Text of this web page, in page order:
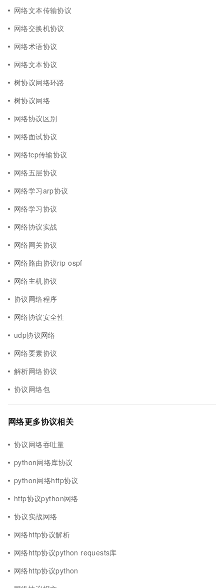
网络文本传输协议
网络交换机协议
网络术语协议
网络文本协议
树协议网络环路
树协议网络
网络协议区别
网络面试协议
网络tcp传输协议
网络五层协议
网络学习arp协议
网络学习协议
网络协议实战
网络网关协议
网络路由协议rip ospf
网络主机协议
协议网络程序
网络协议安全性
udp协议网络
网络要素协议
解析网络协议
协议网络包
网络更多协议相关
协议网络吞吐量
python网络库协议
python网络http协议
http协议python网络
协议实战网络
网络http协议解析
网络http协议python requests库
网络http协议python